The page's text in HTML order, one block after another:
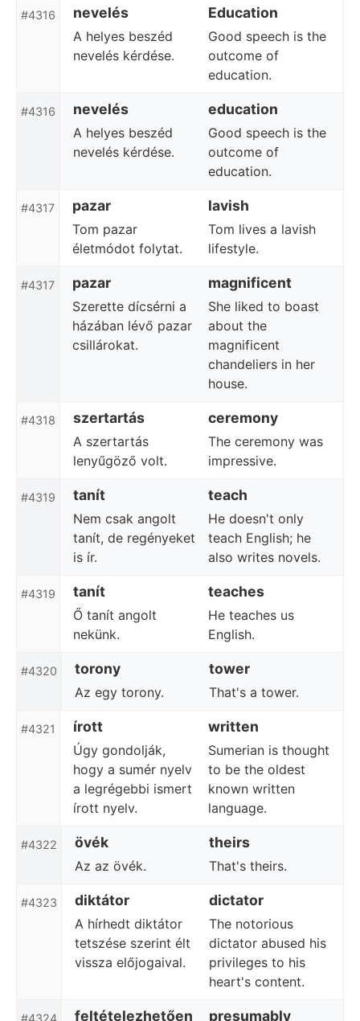
#4316 nevelés Education
A helyes beszéd
nevelés kérdése.
Good speech is the
outcome of
education.
#4316 nevelés education
A helyes beszéd
nevelés kérdése.
Good speech is the
outcome of
education.
#4317 pazar lavish
Tom pazar
életmódot folytat.
Tom lives a lavish
lifestyle.
#4317 pazar magnificent
Szerette dícsérni a
házában lévő pazar
csillárokat.
She liked to boast
about the
magnificent
chandeliers in her
house.
#4318 szertartás ceremony
A szertartás
lenyűgöző volt.
The ceremony was
impressive.
#4319 tanít teach
Nem csak angolt
tanít, de regényeket
is ír.
He doesn't only
teach English; he
also writes novels.
#4319 tanít teaches
Ő tanít angolt
nekünk.
He teaches us
English.
#4320 torony tower
Az egy torony. That's a tower.
#4321 írott written
Úgy gondolják,
hogy a sumér nyelv
a legrégebbi ismert
írott nyelv.
Sumerian is thought
to be the oldest
known written
language.
#4322 övék theirs
Az az övék. That's theirs.
#4323 diktátor dictator
A hírhedt diktátor
tetszése szerint élt
vissza előjogaival.
The notorious
dictator abused his
privileges to his
heart's content.
#4324 feltételezhetően presumably